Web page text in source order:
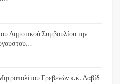
Δημοτικού Συμβουλίου την
Γρεβενών κ.κ. Δαβίδ